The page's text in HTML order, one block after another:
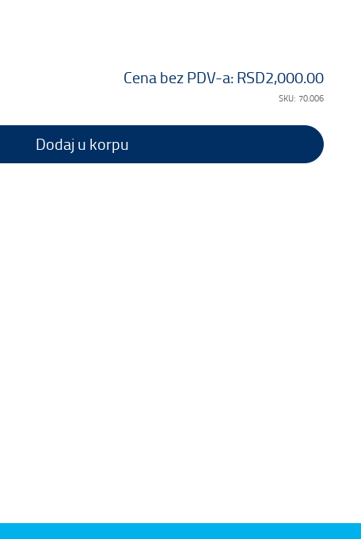
Cena bez PDV-a: RSD2,000.00
SKU: 70.006
Dodaj u korpu